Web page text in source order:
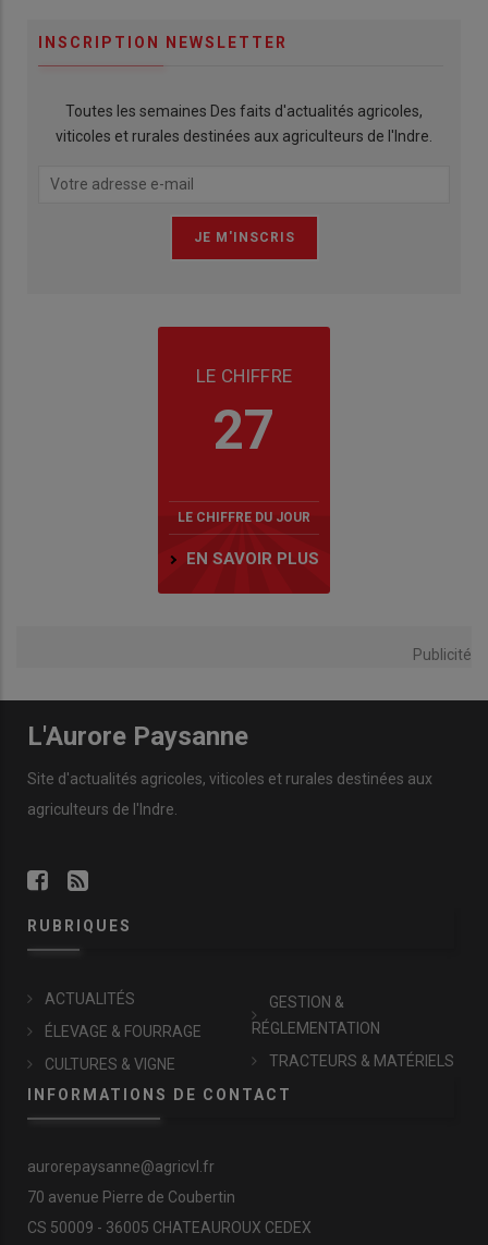
INSCRIPTION NEWSLETTER
Toutes les semaines Des faits d'actualités agricoles,
viticoles et rurales destinées aux agriculteurs de l'Indre.
LE CHIFFRE
27
LE CHIFFRE DU JOUR
EN SAVOIR PLUS
Publicité
L'Aurore Paysanne
Site d'actualités agricoles, viticoles et rurales destinées aux
agriculteurs de l'Indre.
RUBRIQUES
ACTUALITÉS
ÉLEVAGE & FOURRAGE
CULTURES & VIGNE
GESTION &
RÉGLEMENTATION
TRACTEURS & MATÉRIELS
INFORMATIONS DE CONTACT
aurorepaysanne@agricvl.fr
70 avenue Pierre de Coubertin
CS 50009 - 36005 CHATEAUROUX CEDEX